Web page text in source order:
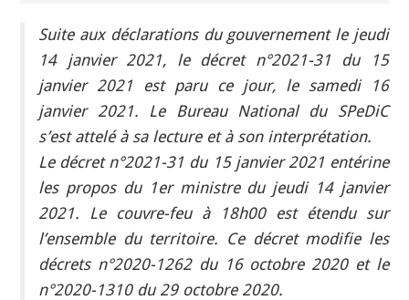
Suite aux déclarations du gouvernement le jeudi
14 janvier 2021, le décret n°2021-31 du 15
janvier 2021 est paru ce jour, le samedi 16
janvier 2021. Le Bureau National du SPeDiC
s’est attelé à sa lecture et à son interprétation.
Le décret n°2021-31 du 15 janvier 2021 entérine
les propos du 1er ministre du jeudi 14 janvier
2021. Le couvre-feu à 18h00 est étendu sur
l’ensemble du territoire. Ce décret modifie les
décrets n°2020-1262 du 16 octobre 2020 et le
n°2020-1310 du 29 octobre 2020.